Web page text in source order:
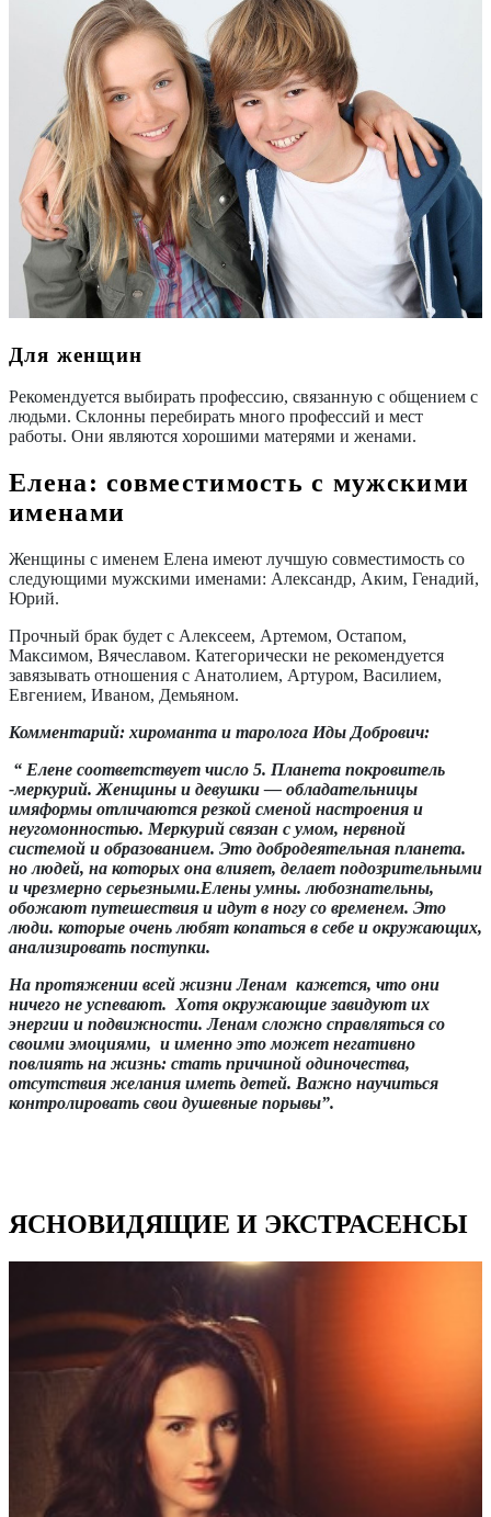
Для женщин
Рекомендуется выбирать профессию, связанную с общением с
людьми. Склонны перебирать много профессий и мест
работы. Они являются хорошими матерями и женами.
Елена: совместимость с мужскими
именами
Женщины с именем Елена имеют лучшую совместимость со
следующими мужскими именами: Александр, Аким, Генадий,
Юрий.
Прочный брак будет с Алексеем, Артемом, Остапом,
Максимом, Вячеславом. Категорически не рекомендуется
завязывать отношения с Анатолием, Артуром, Василием,
Евгением, Иваном, Демьяном.
Комментарий: хироманта и таролога Иды Добрович:
“ Елене соответствует число 5. Планета покровитель
-меркурий. Женщины и девушки — обладательницы
имяформы отличаются резкой сменой настроения и
неугомонностью. Меркурий связан с умом, нервной
системой и образованием. Это добродеятельная планета.
но людей, на которых она влияет, делает подозрительными
и чрезмерно серьезными.Елены умны. любознательны,
обожают путешествия и идут в ногу со временем. Это
люди. которые очень любят копаться в себе и окружающих,
анализировать поступки.
На протяжении всей жизни Ленам кажется, что они
ничего не успевают. Хотя окружающие завидуют их
энергии и подвижности. Ленам сложно справляться со
своими эмоциями, и именно это может негативно
повлиять на жизнь: стать причиной одиночества,
отсутствия желания иметь детей. Важно научиться
контролировать свои душевные порывы”.
ЯСНОВИДЯЩИЕ И ЭКСТРАСЕНСЫ